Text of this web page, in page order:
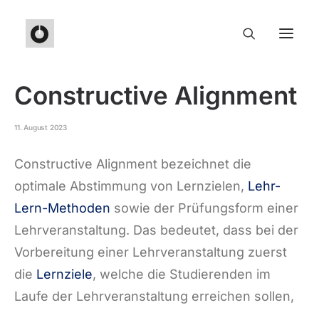
Constructive Alignment
11. August 2023
Constructive Alignment bezeichnet die
optimale Abstimmung von Lernzielen, Lehr-
Lern-Methoden sowie der Prüfungsform einer
Lehrveranstaltung. Das bedeutet, dass bei der
Vorbereitung einer Lehrveranstaltung zuerst
die Lernziele, welche die Studierenden im
Laufe der Lehrveranstaltung erreichen sollen,